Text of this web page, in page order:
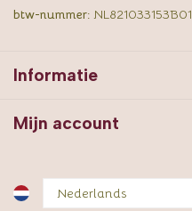
btw-nummer: NL821033153B01
Informatie
Mijn account